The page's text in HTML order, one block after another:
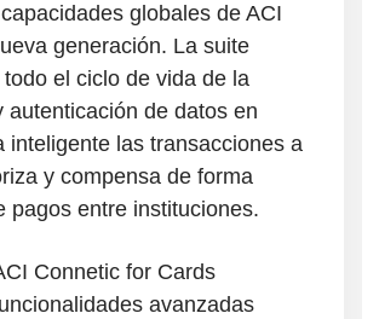
globales de ACI
generación. La suite
el ciclo de vida de la
de datos en
las transacciones a
y compensa de forma
pagos entre instituciones.
Connetic for Cards
avanzadas